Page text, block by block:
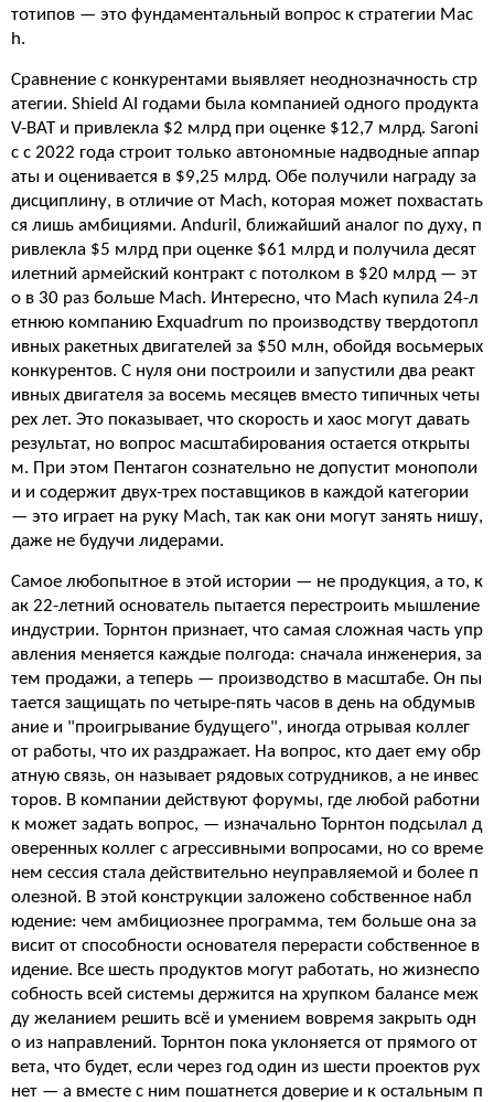
тотипов — это фундаментальный вопрос к стратегии Mac
h.
Сравнение с конкурентами выявляет неоднозначность стр
атегии. Shield AI годами была компанией одного продукта
V-BAT и привлекла $2 млрд при оценке $12,7 млрд. Saroni
c с 2022 года строит только автономные надводные аппар
аты и оценивается в $9,25 млрд. Обе получили награду за
дисциплину, в отличие от Mach, которая может похвастать
ся лишь амбициями. Anduril, ближайший аналог по духу, п
ривлекла $5 млрд при оценке $61 млрд и получила десят
илетний армейский контракт с потолком в $20 млрд — эт
о в 30 раз больше Mach. Интересно, что Mach купила 24-л
етнюю компанию Exquadrum по производству твердотопл
ивных ракетных двигателей за $50 млн, обойдя восьмерых
конкурентов. С нуля они построили и запустили два реакт
ивных двигателя за восемь месяцев вместо типичных четы
рех лет. Это показывает, что скорость и хаос могут давать
результат, но вопрос масштабирования остается открыты
м. При этом Пентагон сознательно не допустит монополи
и и содержит двух-трех поставщиков в каждой категории
— это играет на руку Mach, так как они могут занять нишу,
даже не будучи лидерами.
Самое любопытное в этой истории — не продукция, а то, к
ак 22-летний основатель пытается перестроить мышление
индустрии. Торнтон признает, что самая сложная часть упр
авления меняется каждые полгода: сначала инженерия, за
тем продажи, а теперь — производство в масштабе. Он пы
тается защищать по четыре-пять часов в день на обдумыв
ание и "проигрывание будущего", иногда отрывая коллег
от работы, что их раздражает. На вопрос, кто дает ему обр
атную связь, он называет рядовых сотрудников, а не инвес
торов. В компании действуют форумы, где любой работни
к может задать вопрос, — изначально Торнтон подсылал д
оверенных коллег с агрессивными вопросами, но со време
нем сессия стала действительно неуправляемой и более п
олезной. В этой конструкции заложено собственное набл
юдение: чем амбициознее программа, тем больше она за
висит от способности основателя перерасти собственное в
идение. Все шесть продуктов могут работать, но жизнеспо
собность всей системы держится на хрупком балансе меж
ду желанием решить всё и умением вовремя закрыть одн
о из направлений. Торнтон пока уклоняется от прямого от
вета, что будет, если через год один из шести проектов рух
нет — а вместе с ним пошатнется доверие и к остальным п